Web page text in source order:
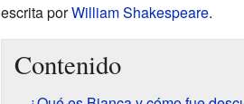
escrita porWilliam Shakespeare.
Contenido